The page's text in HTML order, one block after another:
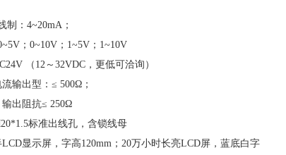
制：4~20mA；
；0~10V；1~5V；1~10V
（12～32VDC，更低可洽询）
输出型：≤ 500Ω；
出阻抗≤ 250Ω
标准出线孔，含锁线母
显示屏，字高120mm；20万小时长亮LCD屏，蓝底白字